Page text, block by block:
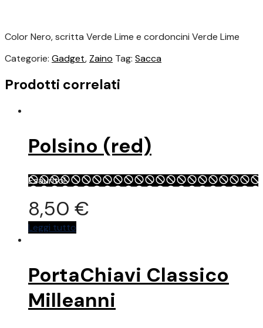
Color Nero, scritta Verde Lime e cordoncini Verde Lime
Categorie: Gadget, Zaino Tag: Sacca
Prodotti correlati
Polsino (red)
Esaurito!
8,50 €
Leggi tutto
PortaChiavi Classico
Milleanni